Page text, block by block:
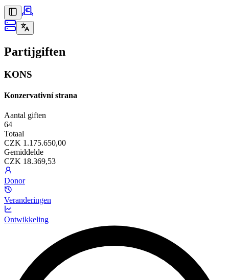
Partijgiften
KONS
Konzervativní strana
Aantal giften
64
Totaal
CZK 1.175.650,00
Gemiddelde
CZK 18.369,53
Donor
Veranderingen
Ontwikkeling